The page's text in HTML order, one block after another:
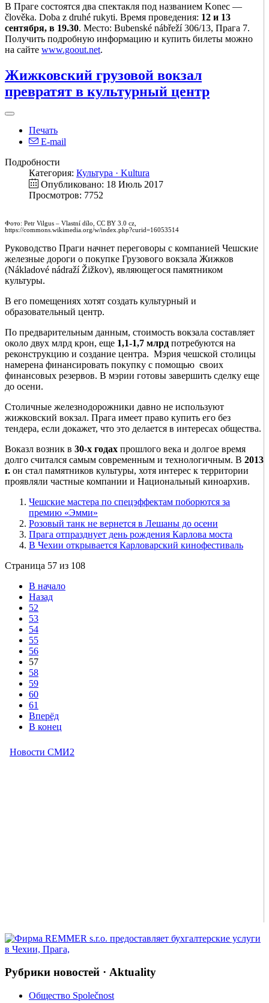
В Праге состоятся два спектакля под названием Konec —
člověka. Doba z druhé rukyti. Время проведения: 12 и 13
сентября, в 19.30. Место: Bubenské nábřeží 306/13, Прага 7.
Получить подробную информацию и купить билеты можно
на сайте www.goout.net.
Жижковский грузовой вокзал
превратят в культурный центр
Печать
E-mail
Подробности
Категория: Культура · Kultura
Опубликовано: 18 Июль 2017
Просмотров: 7752
Фото: Petr Vilgus – Vlastní dílo, CC BY 3.0 cz,
https://commons.wikimedia.org/w/index.php?curid=16053514
Руководство Праги начнет переговоры с компанией Чешские
железные дороги о покупке Грузового вокзала Жижков
(Nákladové nádraží Žižkov), являющегося памятником
культуры.
В его помещениях хотят создать культурный и
образовательный центр.
По предварительным данным, стоимость вокзала составляет
около двух млрд крон, еще 1,1-1,7 млрд потребуются на
реконструкцию и создание центра. Мэрия чешской столицы
намерена финансировать покупку с помощью своих
финансовых резервов. В мэрии готовы завершить сделку еще
до осени.
Столичные железнодорожники давно не используют
жижковский вокзал. Прага имеет право купить его без
тендера, если докажет, что это делается в интересах общества.
Воказл возник в 30-х годах прошлого века и долгое время
долго считался самым современным и технологичным. В 2013
г. он стал памятников культуры, хотя интерес к территории
проявляли частные компании и Национальный киноархив.
Чешские мастера по спецэффектам поборются за
премию «Эмми»
Розовый танк не вернется в Лешаны до осени
Прага отпразднует день рождения Карлова моста
В Чехии открывается Карловарский кинофестиваль
Страница 57 из 108
В начало
Назад
52
53
54
55
56
57
58
59
60
61
Вперёд
В конец
Рубрики новостей · Aktuality
Общество Společnost